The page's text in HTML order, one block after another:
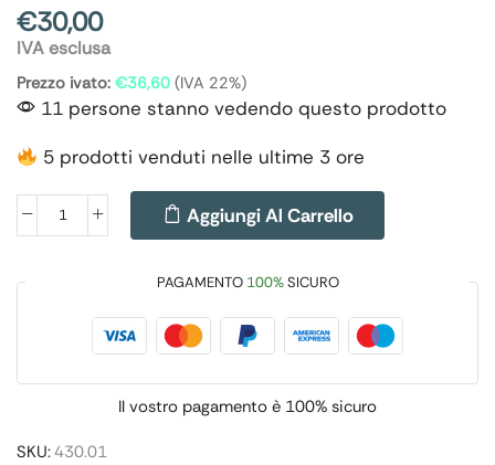
€30,00
IVA esclusa
Prezzo ivato: €36,60 (IVA 22%)
11 persone stanno vedendo questo prodotto
5 prodotti venduti nelle ultime 3 ore
Aggiungi Al Carrello
PAGAMENTO 100%SICURO
Il vostro pagamento è 100% sicuro
SKU:430.01